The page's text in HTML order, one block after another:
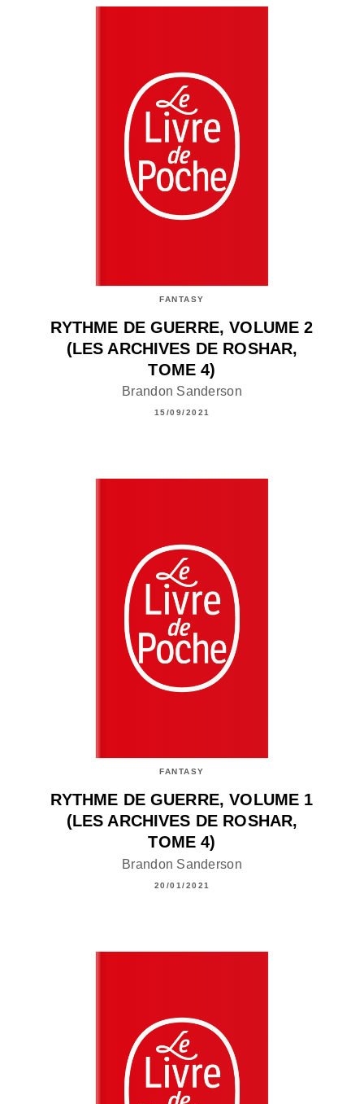
FANTASY
RYTHME DE GUERRE, VOLUME 2
(LES ARCHIVES DE ROSHAR,
TOME 4)
Brandon Sanderson
15/09/2021
FANTASY
RYTHME DE GUERRE, VOLUME 1
(LES ARCHIVES DE ROSHAR,
TOME 4)
Brandon Sanderson
20/01/2021